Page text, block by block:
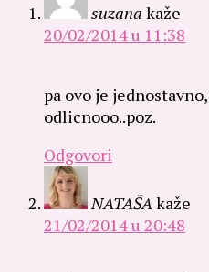
suzana kaže
20/02/2014 u 11:38
pa ovo je
odlicnooo..poz.
Odgovori
NATAŠA kaže
21/02/2014 u 20:48